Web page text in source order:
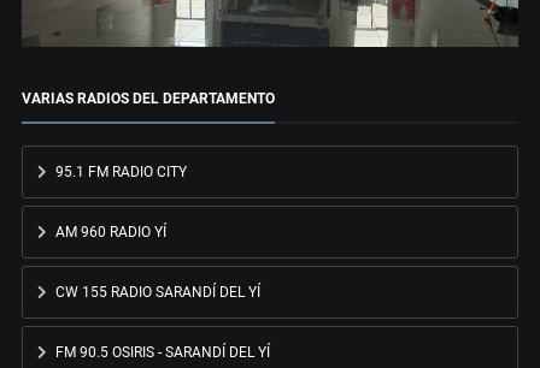
VARIAS RADIOS DEL DEPARTAMENTO
95.1 FM RADIO CITY
AM 960 RADIO YÍ
CW 155 RADIO SARANDÍ DEL YÍ
FM 90.5 OSIRIS - SARANDÍ DEL YÍ